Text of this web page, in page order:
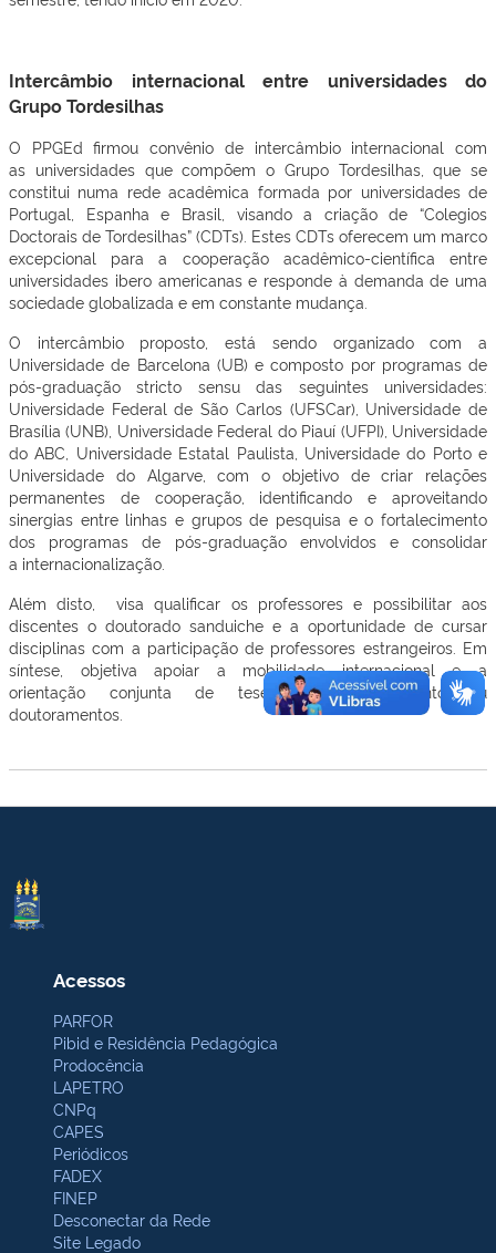
Intercâmbio internacional entre universidades do
Grupo Tordesilhas
O PPGEd firmou convênio de intercâmbio internacional com
as universidades que compõem o Grupo Tordesilhas, que se
constitui numa rede acadêmica formada por universidades de
Portugal, Espanha e Brasil, visando a criação de “Colegios
Doctorais de Tordesilhas” (CDTs). Estes CDTs oferecem um marco
excepcional para a cooperação acadêmico-científica entre
universidades ibero americanas e responde à demanda de uma
sociedade globalizada e em constante mudança.
O intercâmbio proposto, está sendo organizado com a
Universidade de Barcelona (UB) e composto por programas de
pós-graduação stricto sensu das seguintes universidades:
Universidade Federal de São Carlos (UFSCar), Universidade de
Brasília (UNB), Universidade Federal do Piauí (UFPI), Universidade
do ABC, Universidade Estatal Paulista, Universidade do Porto e
Universidade do Algarve, com o objetivo de criar relações
permanentes de cooperação, identificando e aproveitando
sinergias entre linhas e grupos de pesquisa e o fortalecimento
dos programas de pós-graduação envolvidos e consolidar
a internacionalização.
Além disto, visa qualificar os professores e possibilitar aos
discentes o doutorado sanduiche e a oportunidade de cursar
disciplinas com a participação de professores estrangeiros. Em
síntese, objetiva apoiar a mobilidade internacional e a
orientação conjunta de teses de doutoramento ou
doutoramentos.
Acessos
PARFOR
Pibid e Residência Pedagógica
Prodocência
LAPETRO
CNPq
CAPES
Periódicos
FADEX
FINEP
Desconectar da Rede
Site Legado